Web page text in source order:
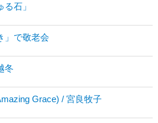
石」
」で敬老会
冬
Grace) / 宮良牧子